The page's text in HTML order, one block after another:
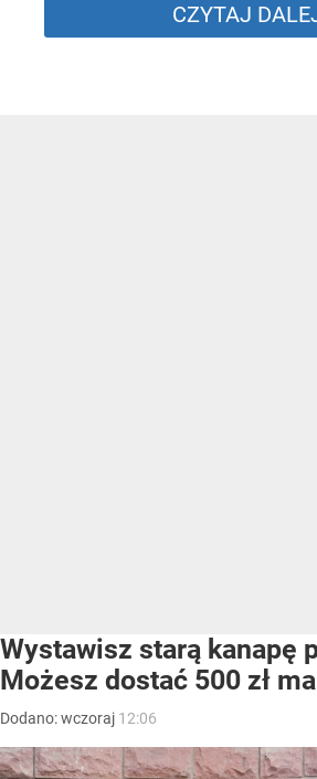
CZYTAJ
Wystawisz starą kanapę
Możesz dostać 500 zł
Dodano:wczoraj 12:06